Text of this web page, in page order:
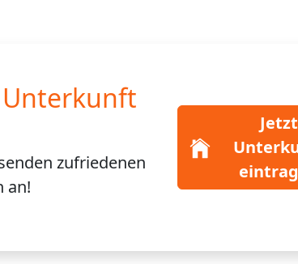
Unterkunft
zufriedenen
an!
Jetzt